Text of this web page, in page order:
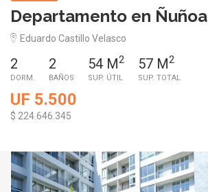
Departamento en Ñuñoa
Eduardo Castillo Velasco
2
DORM.
2
BAÑOS
54 M2
SUP. ÚTIL
57 M2
SUP. TOTAL
UF 5.500
$ 224.646.345